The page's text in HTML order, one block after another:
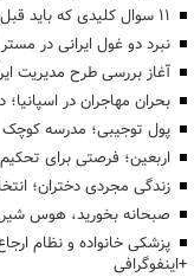
۱۱ سوال کلیدی که باید قبل از ازدواج از همسر آینده‌تان بپرسید +اینفوگرافی
نبرد دو غول ایرانی در مستر المپیا ۲۰۲۶؛ بهروز تابانی
آغاز بررسی طرح مدیریت
بحران مهاجران در
پول توجیبی؛ مدرسه
اربعین؛ فرصتی برای تحکیم
زندگی مجردی دختران؛
صبحانه بخورید، هوس
پزشکی خانواده و نظام
+اینفوگرافی